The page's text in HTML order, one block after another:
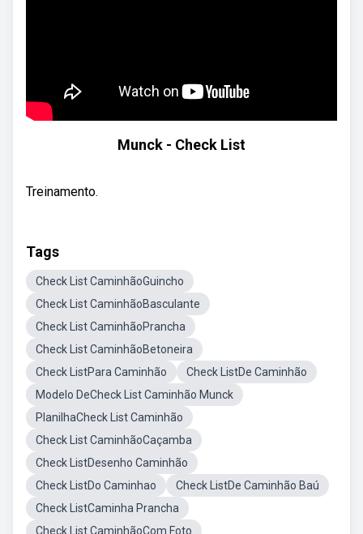
Munck - Check List
Treinamento.
Tags
Check List CaminhãoGuincho
Check List CaminhãoBasculante
Check List CaminhãoPrancha
Check List CaminhãoBetoneira
Check ListPara Caminhão
Check ListDe Caminhão
Modelo DeCheck List Caminhão Munck
PlanilhaCheck List Caminhão
Check List CaminhãoCaçamba
Check ListDesenho Caminhão
Check ListDo Caminhao
Check ListDe Caminhão Baú
Check ListCaminha Prancha
Check List CaminhãoCom Foto